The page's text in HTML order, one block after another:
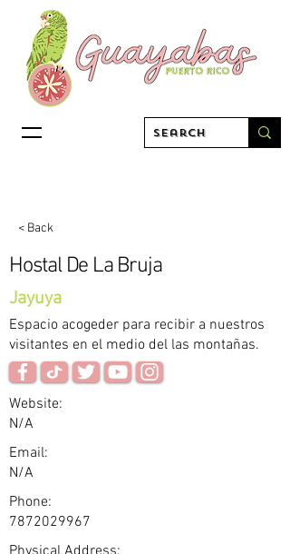
< Back
Hostal De La Bruja
Jayuya
Espacio acogeder para recibir a nuestros
visitantes en el medio del las montañas.
Website:
N/A
Email:
N/A
Phone:
7872029967